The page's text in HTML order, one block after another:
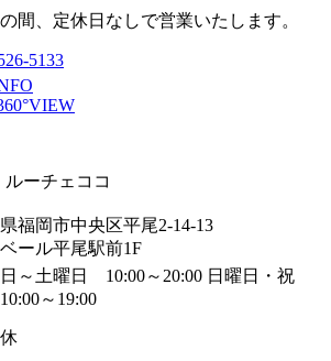
間、定休日なしで営業いたします。
5133
ルーチェココ
福岡市中央区平尾2-14-13
ール平尾駅前1F
～土曜日 10:00～20:00 日曜日・祝
～19:00